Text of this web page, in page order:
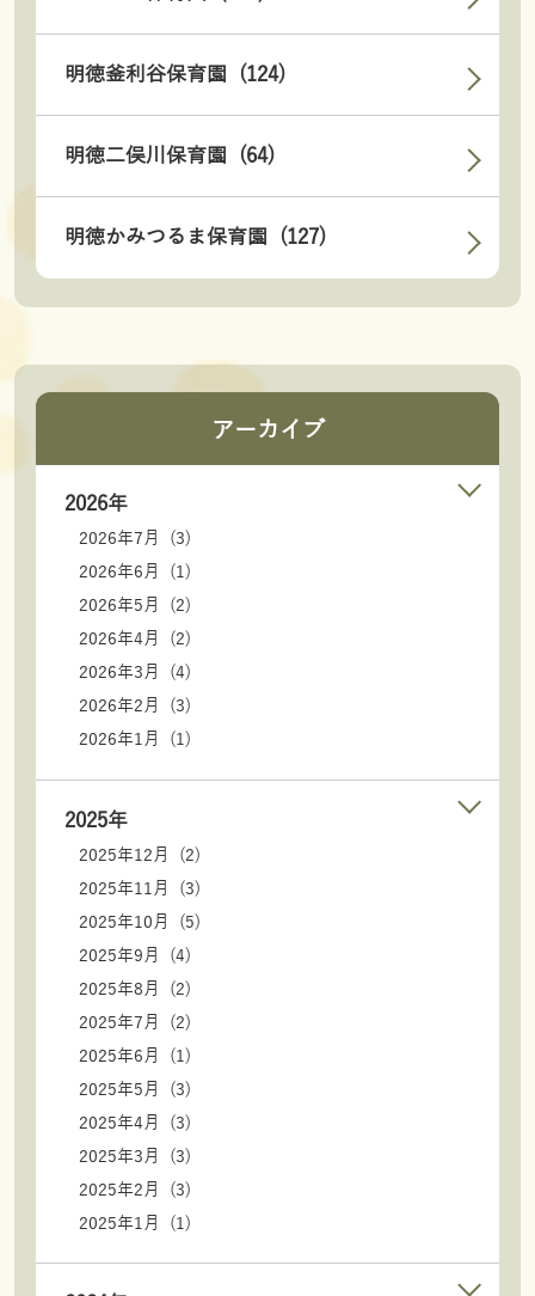
明徳釜利谷保育園 (124)
明徳二俣川保育園 (64)
明徳かみつるま保育園 (127)
アーカイブ
2026年
2026年7月 (3)
2026年6月 (1)
2026年5月 (2)
2026年4月 (2)
2026年3月 (4)
2026年2月 (3)
2026年1月 (1)
2025年
2025年12月 (2)
2025年11月 (3)
2025年10月 (5)
2025年9月 (4)
2025年8月 (2)
2025年7月 (2)
2025年6月 (1)
2025年5月 (3)
2025年4月 (3)
2025年3月 (3)
2025年2月 (3)
2025年1月 (1)